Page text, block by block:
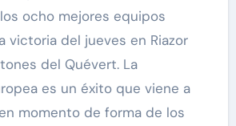
ocho mejores equipos
victoria del jueves en Riazor
del Quévert. La
es un éxito que viene a
momento de forma de los